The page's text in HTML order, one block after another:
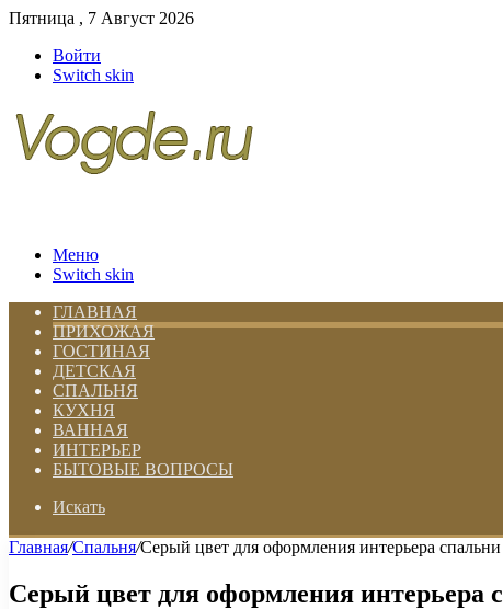
Пятница , 7 Август 2026
Войти
Switch skin
Меню
Switch skin
ГЛАВНАЯ
ПРИХОЖАЯ
ГОСТИНАЯ
ДЕТСКАЯ
СПАЛЬНЯ
КУХНЯ
ВАННАЯ
ИНТЕРЬЕР
БЫТОВЫЕ ВОПРОСЫ
Искать
Главная/Спальня/Серый цвет для оформления интерьера спальни
Серый цвет для оформления интерьера